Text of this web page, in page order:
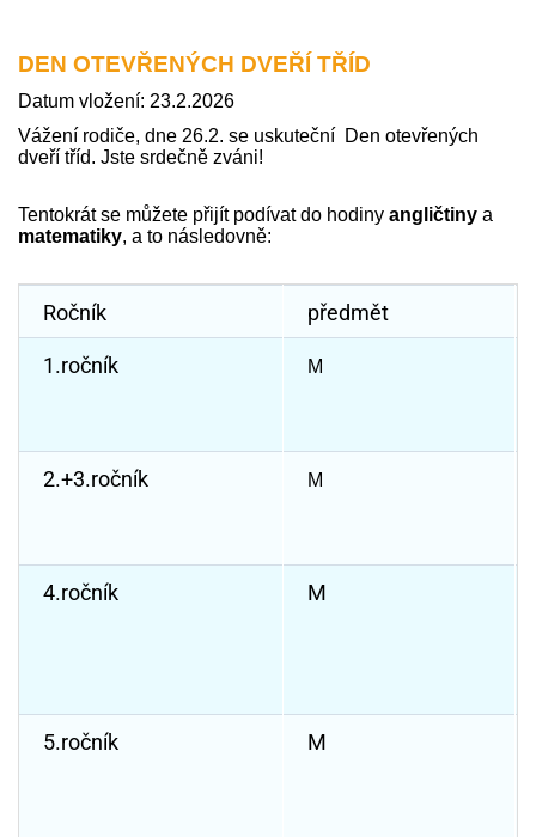
DEN OTEVŘENÝCH DVEŘÍ TŘÍD
Datum vložení: 23.2.2026
Vážení rodiče, dne 26.2. se uskuteční Den otevřených
dveří tříd. Jste srdečně zváni!
Tentokrát se můžete přijít podívat do hodiny angličtiny a
matematiky, a to následovně:
Ročník předmět
1.ročník M
2.+3.ročník M
4.ročník M
5.ročník M